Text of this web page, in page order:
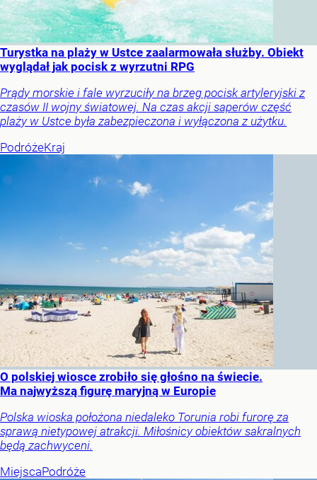
Turystka na plaży w Ustce zaalarmowała służby. Obiekt
wyglądał jak pocisk z wyrzutni RPG
Prądy morskie i fale wyrzuciły na brzeg pocisk artyleryjski z
czasów II wojny światowej. Na czas akcji saperów część
plaży w Ustce była zabezpieczona i wyłączona z użytku.
PodróżeKraj
O polskiej wiosce zrobiło się głośno na świecie.
Ma najwyższą figurę maryjną w Europie
Polska wioska położona niedaleko Torunia robi furorę za
sprawą nietypowej atrakcji. Miłośnicy obiektów sakralnych
będą zachwyceni.
MiejscaPodróże